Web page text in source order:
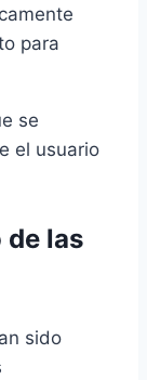
para
se
el usuario
de las
sido